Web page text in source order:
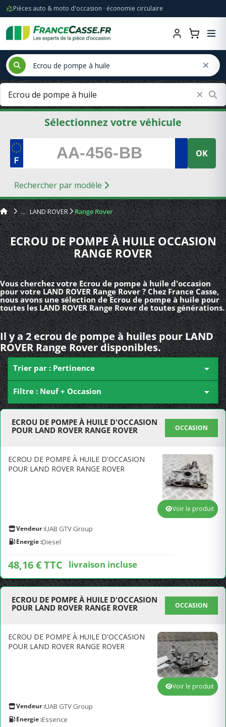
Pièces auto & moto d'occasion · économie circulaire
Sélectionnez votre véhicule
OK
Rechercher par modèle
LAND ROVER Range Rover
ECROU DE POMPE À HUILE OCCASION
RANGE ROVER
Vous cherchez votre Ecrou de pompe à huile d'occasion
pour votre LAND ROVER Range Rover ? Chez France Casse,
nous avons une sélection de Ecrou de pompe à huile pour
toutes les LAND ROVER Range Rover de toutes générations.
Il y a 2 ecrou de pompe à huiles pour LAND
ROVER Range Rover disponibles.
Trier par : Pertinence 
Filtre : Neuf + Occasion 
ECROU DE POMPE À HUILE D'OCCASION
POUR LAND ROVER RANGE ROVER
OCCASION
ECROU DE POMPE À HUILE D'OCCASION
POUR LAND ROVER RANGE ROVER
Vendeur :UAB GTV Group
Energie :Diesel
48,16 € TTC livraison incluse
Voir le produit
ECROU DE POMPE À HUILE D'OCCASION
POUR LAND ROVER RANGE ROVER
OCCASION
ECROU DE POMPE À HUILE D'OCCASION
POUR LAND ROVER RANGE ROVER
Vendeur :UAB GTV Group
Energie :Essence
Voir le produit